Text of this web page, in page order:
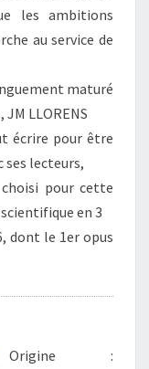
les ambitions
au service de
maturé
LLORENS
écrire pour être
lecteurs,
pour cette
en 3
dont le 1er opus
Origine :